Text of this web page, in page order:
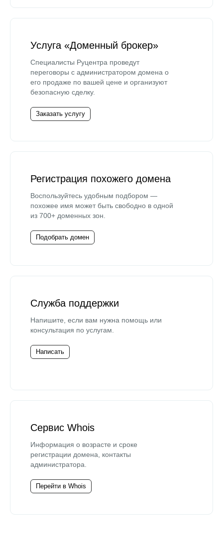
Услуга «Доменный брокер»
Специалисты Руцентра проведут
переговоры с администратором домена о
его продаже по вашей цене и организуют
безопасную сделку.
Заказать услугу
Регистрация похожего домена
Воспользуйтесь удобным подбором —
похожее имя может быть свободно в одной
из 700+ доменных зон.
Подобрать домен
Служба поддержки
Напишите, если вам нужна помощь или
консультация по услугам.
Написать
Сервис Whois
Информация о возрасте и сроке
регистрации домена, контакты
администратора.
Перейти в Whois